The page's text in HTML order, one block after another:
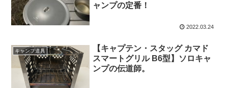
ャンプの定番！
2022.03.24
キャンプ道具
【キャプテン・スタッグ カマド
スマートグリル B6型】ソロキャ
ンプの伝道師。